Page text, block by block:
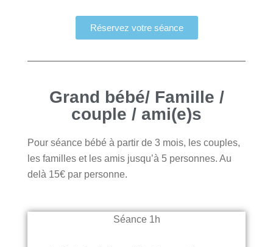
Réservez votre séance
Grand bébé/ Famille /
couple / ami(e)s
Pour séance bébé à partir de 3 mois, les couples,
les familles et les amis jusqu’à 5 personnes. Au
delà 15€ par personne.
Séance 1h